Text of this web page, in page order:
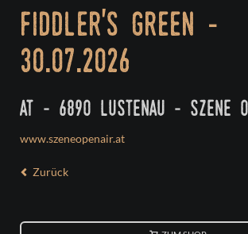
fiddler's green -
30.07.2026
at - 6890 lustenau - szene
www.szeneopenair.at
Zurück